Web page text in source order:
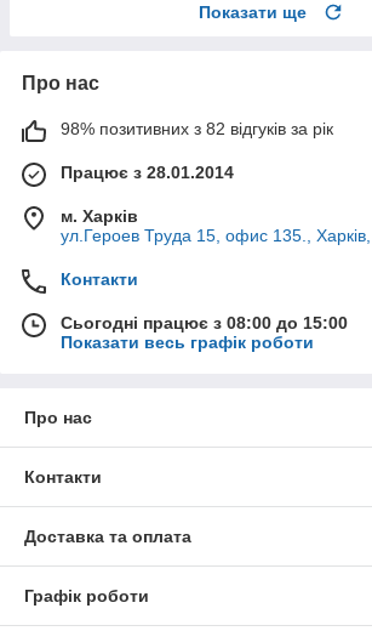
Показати ще
Про нас
98% позитивних з 82 відгуків за рік
Працює з 28.01.2014
м. Харків
ул.Героев Труда 15, офис 135., Харків,
Контакти
Сьогодні працює з 08:00 до 15:00
Показати весь графік роботи
Про нас
Контакти
Доставка та оплата
Графік роботи